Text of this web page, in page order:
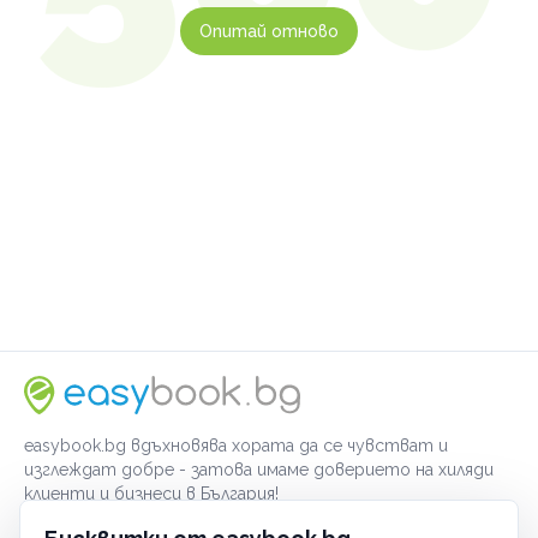
Опитай отново
easybook.bg вдъхновява хората да се чувстват и
изглеждат добре - затова имаме доверието на хиляди
клиенти и бизнеси в България!